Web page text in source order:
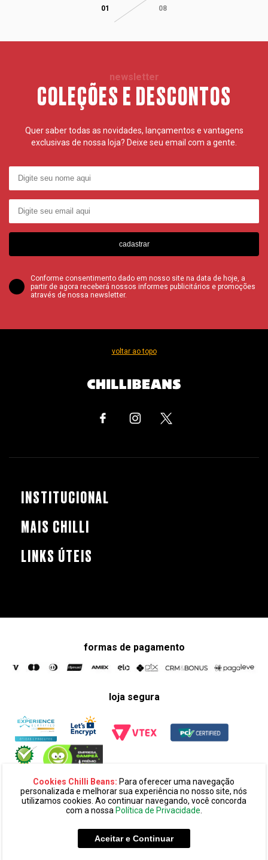
Cookies Chilli Beans: Para oferecer uma navegação
personalizada e melhorar sua experiência no nosso site, nós
utilizamos cookies. Ao continuar navegando, você concorda
com a nossa Política de Privacidade.
Aceitar e Continuar
01 08
newsletter
COLEÇÕES E DESCONTOS
Quer saber todas as novidades, lançamentos e vantagens
exclusivas de nossa loja? Deixe seu email com a gente.
cadastrar
Conforme consentimento dado em nosso site na data de hoje, a
partir de agora receberá nossos informes publicitários e promoções
através de nossa newsletter.
voltar ao topo
INSTITUCIONAL
MAIS CHILLI
LINKS ÚTEIS
formas de pagamento
loja segura
ltda. cnpj: 14.439.371/0002-60
alameda amazonas, 594, terreo mezanino, alphaville